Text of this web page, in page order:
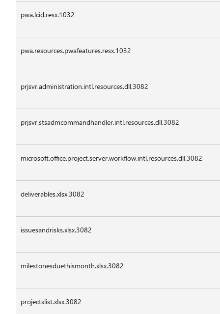
pwa.lcid.resx.1032
pwa.resources.pwafeatures.resx.1032
prjsvr.administration.intl.resources.dll.3082
prjsvr.stsadmcommandhandler.intl.resources.dll.3082
microsoft.office.project.server.workflow.intl.resources.dll.3082
deliverables.xlsx.3082
issuesandrisks.xlsx.3082
milestonesduethismonth.xlsx.3082
projectslist.xlsx.3082